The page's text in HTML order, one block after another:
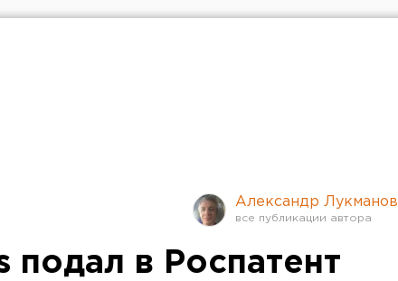
Александр Лукманов
подал в Роспатент